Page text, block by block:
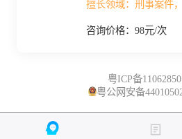
擅长领域：刑事案件
咨询价格：98元/次
粤ICP备
粤公网安备